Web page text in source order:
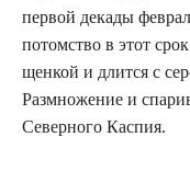
первой декады
потомство в этот
щенкой и длится с
Размножение и
Северного Каспия.